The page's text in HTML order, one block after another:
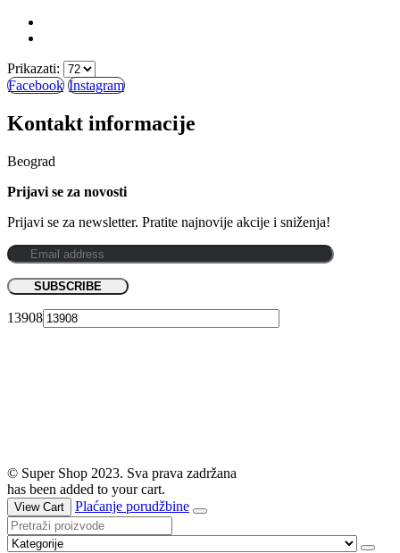
Prikazati:
Facebook Instagram
Kontakt informacije
Beograd
Prijavi se za novosti
Prijavi se za newsletter. Pratite najnovije akcije i sniženja!
13908
© Super Shop 2023. Sva prava zadržana
has been added to your cart.
View Cart Plaćanje porudžbine